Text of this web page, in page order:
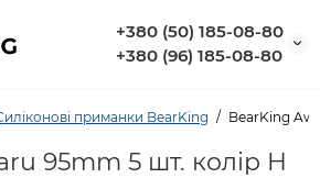
+380 (50) 185-08-80
+380 (96) 185-08-80
приманки BearKing BearKing
95mm 5 шт. колір H